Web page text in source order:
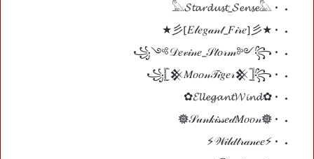
• 𓅓𝓢𝓽𝓪𝓻𝓭𝓾𝓼𝓽_𝓢𝓮𝓷𝓼𝓮𓅓
• ★彡[𝐸𝓁𝑒𝑔𝒶𝓃𝓉_𝐹𝒾𝓇𝑒]彡★
• ꧁༺𝒟𝑒𝓋𝒾𝓃𝑒_𝒮𝓉𝑜𝓇𝓂༻꧂
• ꧁𓊈𒆜𝑀𝑜𝑜𝓃𝒯𝒾𝑔𝑒𝓇𒆜𓊉꧂
• ✿𝓔𝓵𝓵𝓮𝓰𝓪𝓷𝓽𝓦𝓲𝓷𝓭✿
• 𖣔𝒮𝓊𝓃𝓀𝒾𝓈𝓈𝑒𝒹𝑀𝑜𝑜𝓃𖣔
• ⚡𝒲𝒾𝓁𝒹𝓉𝓇𝒶𝓃𝒸𝑒⚡